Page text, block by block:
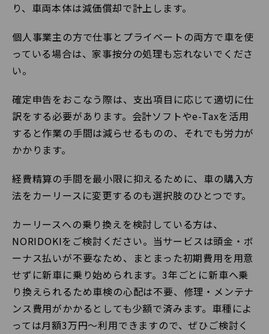
り、車両本体は減価償却で計上します。
個人事業主の方で仕事とプライベートの両方で車を使
っている場合は、家事按分の処理も忘れないでくださ
い。
確定申告をおこなう際は、支出項目に応じて適切に仕
訳をする必要があります。会計ソフトやe-Taxを活用
すると作業の手間は減らせるものの、それでも労力が
かかります。
経費精算の手間を最小限に抑えるために、車の購入方
法をカーリースに変更するのも選択肢のひとつです。
カーリースへの乗り換えを検討している方は、
NORIDOKIをご検討ください。当サービスは頭金・ボ
ーナス払いが不要なため、まとまった初期費用を用意
せずに新車に乗り始められます。3年ごとに新車へ乗
り換えられるため車検の心配は不要、修理・メンテナ
ンス費用がかかるとしても少額で済みます。車種によ
っては月額3万円～利用できますので、ぜひご検討く